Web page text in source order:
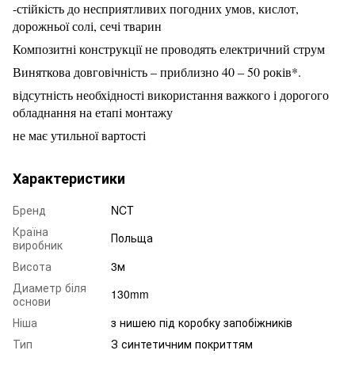
-стійкість до несприятливих погодних умов, кислот,
дорожньої солі, сечі тварин
Композитні конструкції не проводять електричний струм
Виняткова довговічність – приблизно 40 – 50 років*.
відсутність необхідності використання важкого і дорогого
обладнання на етапі монтажу
не має утильної вартості
Характеристики
Бренд
NCT
Країна
виробник
Польща
Висота
3м
Диаметр біля
основи
130mm
Ніша
з нишею під коробку запобіжників
Тип
З синтетичним покриттям